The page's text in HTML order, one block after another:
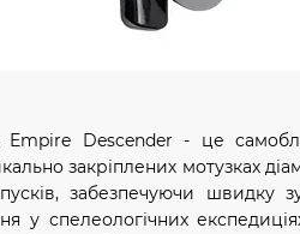
Empire Descender - це
закріплених мотузках
забезпечуючи швидку
у спелеологічних